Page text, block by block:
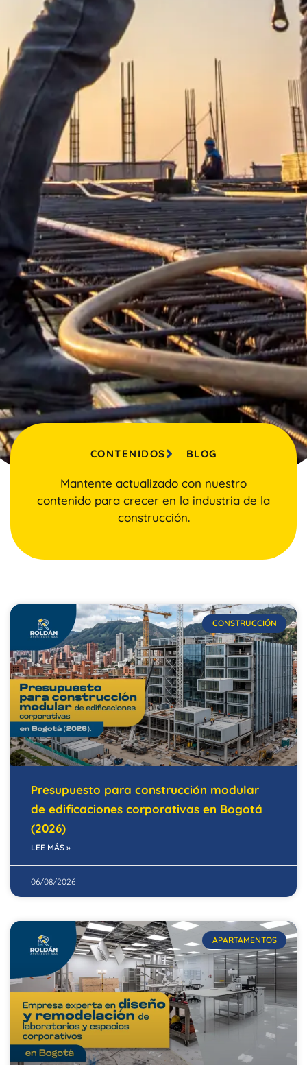
CONTENIDOS BLOG
Mantente actualizado con nuestro
contenido para crecer en la industria de la
construcción.
CONSTRUCCIÓN
Presupuesto para construcción modular
de edificaciones corporativas en Bogotá
(2026)
LEE MÁS »
06/08/2026
APARTAMENTOS